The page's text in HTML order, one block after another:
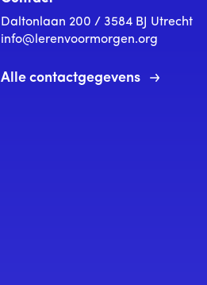
Daltonlaan 200 / 3584 BJ Utrecht
info@lerenvoormorgen.org
Alle contactgegevens